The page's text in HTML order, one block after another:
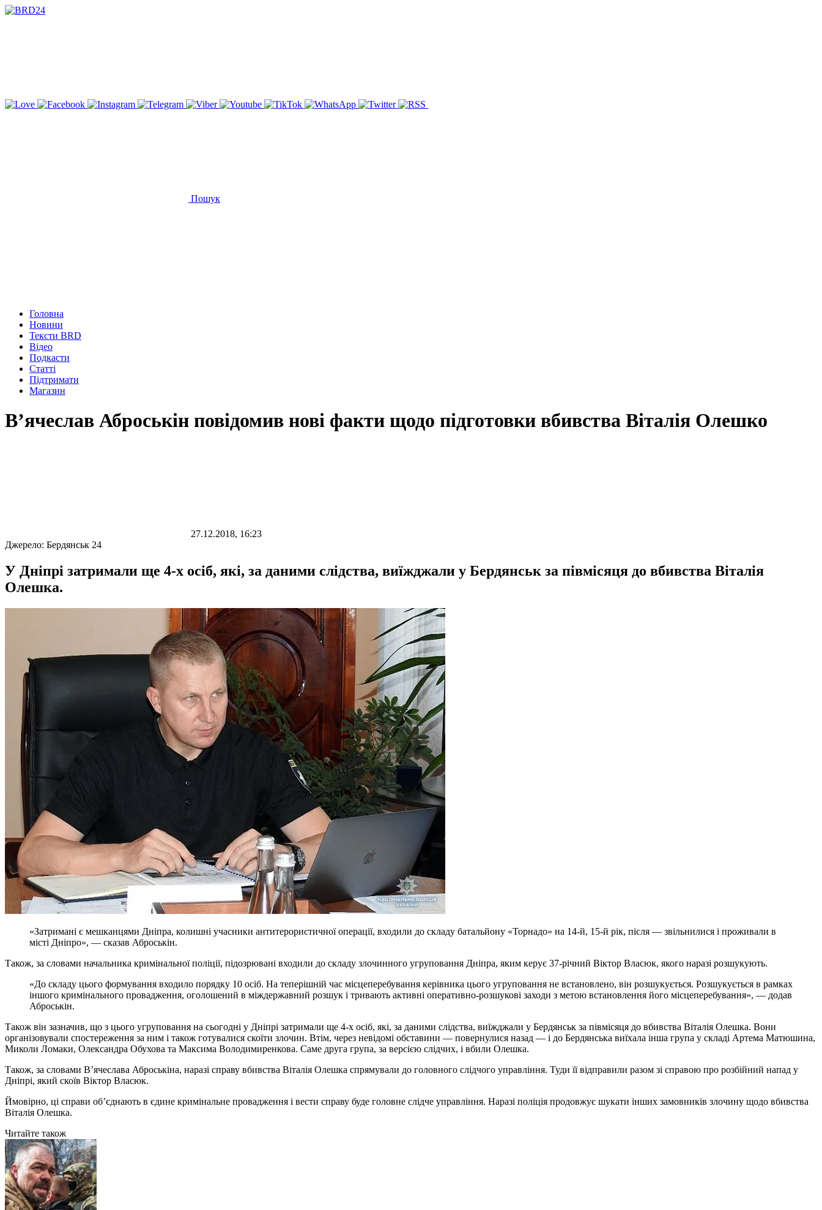
Пошук
Головна
Новини
Тексти BRD
Відео
Подкасти
Статті
Підтримати
Магазин
В’ячеслав Аброськін повідомив нові факти щодо підготовки вбивства Віталія Олешко
27.12.2018, 16:23
Джерело: Бердянськ 24
У Дніпрі затримали ще 4-х осіб, які, за даними слідства, виїжджали у Бердянськ за півмісяця до вбивства Віталія
Олешка.
«Затримані є мешканцями Дніпра, колишні учасники антитерористичної операції, входили до складу батальйону «Торнадо» на 14-й, 15-й рік, після — звільнилися і проживали в
місті Дніпро», — сказав Аброськін.
Також, за словами начальника кримінальної поліції, підозрювані входили до складу злочинного угруповання Дніпра, яким керує 37-річний Віктор Власюк, якого наразі розшукують.
«До складу цього формування входило порядку 10 осіб. На теперішній час місцеперебування керівника цього угруповання не встановлено, він розшукується. Розшукується в рамках
іншого кримінального провадження, оголошений в міждержавний розшук і тривають активні оперативно-розшукові заходи з метою встановлення його місцеперебування», — додав
Аброськін.
Також він зазначив, що з цього угруповання на сьогодні у Дніпрі затримали ще 4-х осіб, які, за даними слідства, виїжджали у Бердянськ за півмісяця до вбивства Віталія Олешка. Вони
організовували спостереження за ним і також готувалися скоїти злочин. Втім, через невідомі обставини — повернулися назад — і до Бердянська виїхала інша група у складі Артема Матюшина,
Миколи Ломаки, Олександра Обухова та Максима Володимиренкова. Саме друга група, за версією слідчих, і вбили Олешка.
Також, за словами В’ячеслава Аброськіна, наразі справу вбивства Віталія Олешка спрямували до головного слідчого управління. Туди її відправили разом зі справою про розбійний напад у
Дніпрі, який скоїв Віктор Власюк.
Ймовірно, ці справи об’єднають в єдине кримінальне провадження і вести справу буде головне слідче управління. Наразі поліція продовжує шукати інших замовників злочину щодо вбивства
Віталія Олешка.
Читайте також